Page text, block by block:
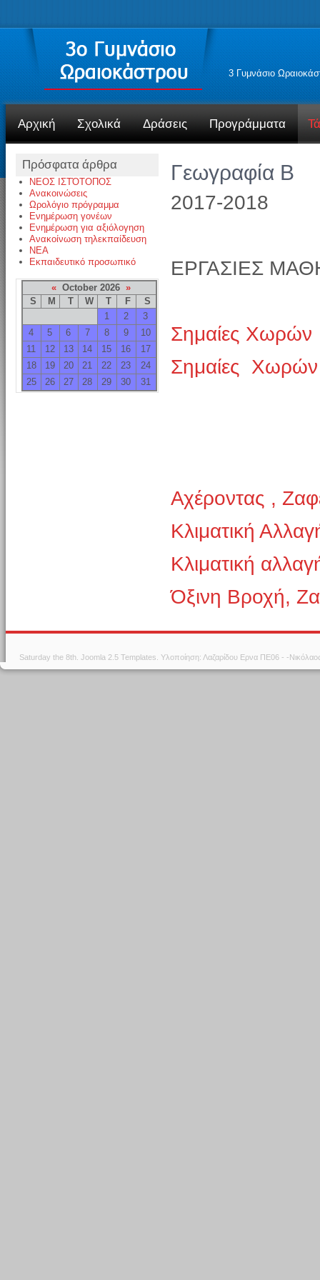
3 Γυμνάσιο
Αρχική Σχολικά Δράσεις Προγράμματα
Πρόσφατα άρθρα
ΝΕΟΣ ΙΣΤΌΤΟΠΟΣ
Ανακοινώσεις
Ωρολόγιο πρόγραμμα
Ενημέρωση γονέων
Ενημέρωση για αξιόλογηση
Ανακοίνωση τηλεκπαίδευση
NEA
Εκπαιδευτικό προσωπικό
« October 2026 »
S
M T W T F
S
1
2
3
4
5 6 7 8 9
10
11
12 13 14 15 16
17
18
19 20 21 22 23
24
25
26 27 28 29 30 31
Γεωγραφία Β
2017-2018
EΡΓΑΣΙΕΣ
Σημαίες
Σημαίες
Αχέροντας ,
Κλιματική
Κλιματική
Όξινη Βροχή,
Saturday the 8th.Joomla 2.5 Templates . Υλοποίηση: Λαζαρίδου Ερνα ΠΕ06 - -